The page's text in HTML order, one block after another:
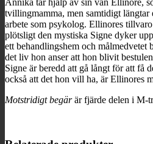
Annika tar hjälp av sin vän Ellinore,
tvillingmamma, men samtidigt
arbete som psykolog. Ellinores
plötsligt den mystiska Signe dyker
ett behandlingshem och målmedvetet
det liv hon anser att hon blivit
Signe är beredd att gå långt för att få
också att det hon vill ha, är Ellinores
Motstridigt begärär fjärde delen i M-